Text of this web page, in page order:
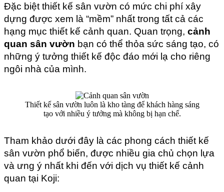
Đặc biệt thiết kế sân vườn có mức chi phí xây
dựng được xem là “mềm” nhất trong tất cả các
hạng mục thiết kế cảnh quan. Quan trọng, cảnh
quan sân vườn bạn có thể thỏa sức sáng tạo, có
những ý tưởng thiết kế độc đáo mới lạ cho riêng
ngôi nhà của mình.
Thiết kế sân vườn luôn là kho tàng để khách hàng sáng
tạo với nhiều ý tưởng mà không bị hạn chế.
Tham khảo dưới đây là các phong cách thiết kế
sân vườn phổ biến, được nhiều gia chủ chọn lựa
và ưng ý nhất khi đến với dịch vụ thiết kế cảnh
quan tại Koji: